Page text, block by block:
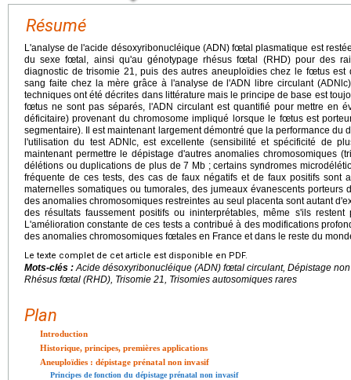
Résumé
L'analyse de l'acide désoxyribonucléique (ADN) fœtal plasmatique est
du sexe fœtal, ainsi qu'au génotypage rhésus fœtal (RHD) pour des
diagnostic de trisomie 21, puis des autres aneuploïdies chez le fœtus
sang faite chez la mère grâce à l'analyse de l'ADN libre circulant
techniques ont été décrites dans littérature mais le principe de base est
fœtus ne sont pas séparés, l'ADN circulant est quantifié pour mettre en
déficitaire) provenant du chromosome impliqué lorsque le fœtus est
segmentaire). Il est maintenant largement démontré que la performance du
l'utilisation du test ADNlc, est excellente (sensibilité et spécificité de
maintenant permettre le dépistage d'autres anomalies chromosomiques
délétions ou duplications de plus de 7 Mb ; certains syndromes
fréquente de ces tests, des cas de faux négatifs et de faux positifs sont
maternelles somatiques ou tumorales, des jumeaux évanescents porteurs
des anomalies chromosomiques restreintes au seul placenta sont autant
des résultats faussement positifs ou ininterprétables, même s'ils
L'amélioration constante de ces tests a contribué à des modifications
des anomalies chromosomiques fœtales en France et dans le reste du
Le texte complet de cet article est disponible en PDF.
Mots-clés : Acide désoxyribonucléique (ADN) fœtal circulant, Dépistage
Rhésus fœtal (RHD), Trisomie 21, Trisomies autosomiques rares
Plan
Introduction
Historique, principes, premières applications
Aneuploïdies : dépistage prénatal non invasif
Principes de fonction du dépistage prénatal non invasif